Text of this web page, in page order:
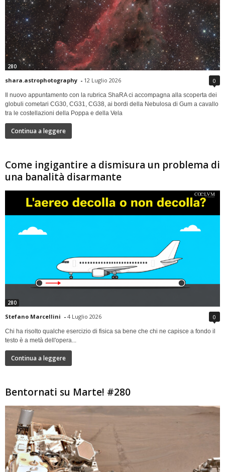
280
shara.astrophotography - 12 Luglio 2026 0
Il nuovo appuntamento con la rubrica ShaRA ci accompagna alla scoperta dei
globuli cometari CG30, CG31, CG38, ai bordi della Nebulosa di Gum a cavallo
tra le costellazioni della Poppa e della Vela
Continua a leggere
Come ingigantire a dismisura un problema di
una banalità disarmante
280
Stefano Marcellini - 4 Luglio 2026 0
Chi ha risolto qualche esercizio di fisica sa bene che chi ne capisce a fondo il
testo è a metà dell'opera...
Continua a leggere
Bentornati su Marte! #280